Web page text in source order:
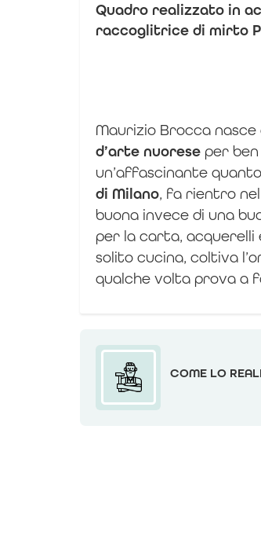
Quadro realizzato in
raccoglitrice di mirto
Maurizio Brocca nasce
d’arte nuorese per
un’affascinante
di Milano, fa rientro
buona invece di una
per la carta, acquerelli
solito cucina, coltiva
qualche volta prova a
COME LO